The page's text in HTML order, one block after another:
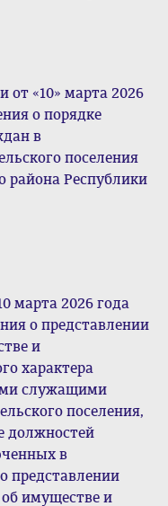
от «10» марта 2026
о порядке
в
поселения
района Республики
марта 2026 года
о представлении
и
характера
служащими
поселения,
должностей
в
представлении
об имуществе и